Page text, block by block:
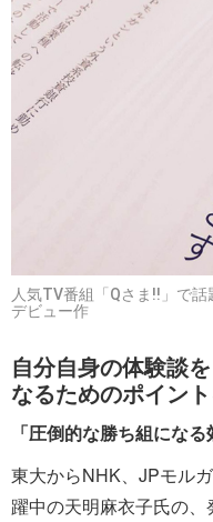
人気TV番組「Qさま!!」で
デビュー作
自分自身の体験談
なるためのポイン
「圧倒的な勝ち組にな
東大からNHK、JPモル
躍中の天明麻衣子氏の